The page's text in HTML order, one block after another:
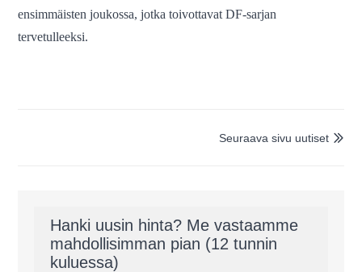
ensimmäisten joukossa, jotka toivottavat DF-sarjan
tervetulleeksi.

Seuraava sivu uutiset
Hanki uusin hinta? Me vastaamme
mahdollisimman pian (12 tunnin
kuluessa)